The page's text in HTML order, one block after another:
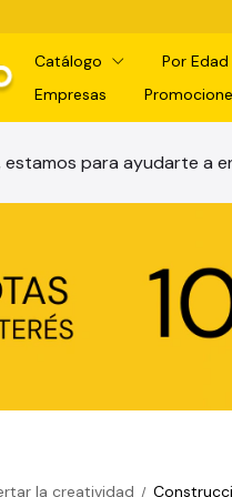
Catálogo
Por
Empresas
estamos para ayudarte a
la creatividad /